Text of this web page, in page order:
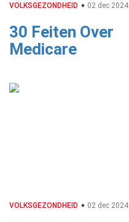
VOLKSGEZONDHEID 02 dec 2024
30 Feiten Over
Medicare
VOLKSGEZONDHEID 02 dec 2024